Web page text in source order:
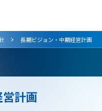
>
長期ビジョン・中期経営計画
計画